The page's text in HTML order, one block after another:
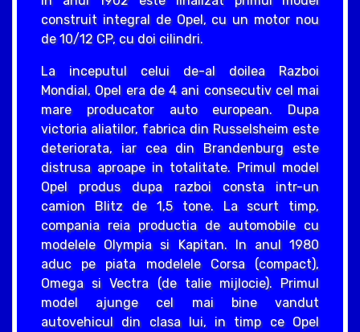
construit integral de Opel, cu un motor nou
de 10/12 CP, cu doi cilindri.
La inceputul celui de-al doilea Razboi
Mondial, Opel era de 4 ani consecutiv cel mai
mare producator auto european. Dupa
victoria aliatilor, fabrica din Russelsheim este
deteriorata, iar cea din Brandenburg este
distrusa aproape in totalitate. Primul model
Opel produs dupa razboi consta intr-un
camion Blitz de 1,5 tone. La scurt timp,
compania reia productia de automobile cu
modelele Olympia si Kapitan. In anul 1980
aduc pe piata modelele Corsa (compact),
Omega si Vectra (de talie mijlocie). Primul
model ajunge cel mai bine vandut
autovehicul din clasa lui, in timp ce Opel